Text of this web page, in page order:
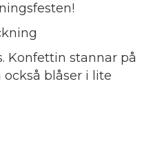
Konfettin stannar på
blåser i lite